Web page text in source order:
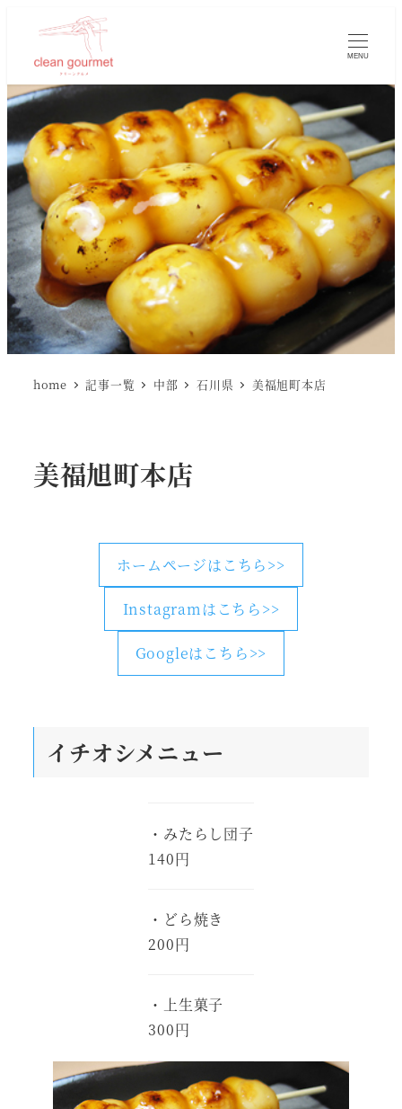
MENU
home 記事一覧 中部 石川県 美福旭町本店
美福旭町本店
ホームページはこちら>>
Instagramはこちら>>
Googleはこちら>>
イチオシメニュー
・みたらし団子
140円
・どら焼き
200円
・上生菓子
300円